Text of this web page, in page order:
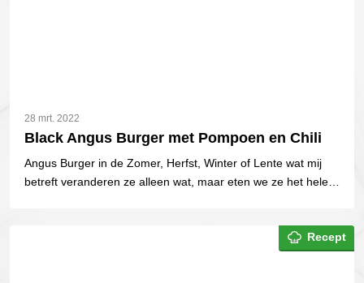
28 mrt. 2022
Black Angus Burger met Pompoen en Chili
Angus Burger in de Zomer, Herfst, Winter of Lente wat mij
betreft veranderen ze alleen wat, maar eten we ze het hele
Recept